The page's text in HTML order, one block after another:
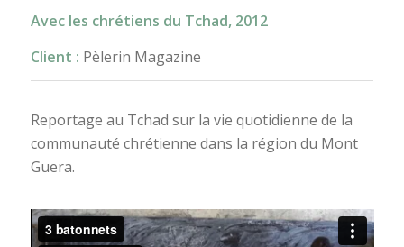
Avec les chrétiens du Tchad, 2012
Client : Pèlerin Magazine
Reportage au Tchad sur la vie quotidienne de la
communauté chrétienne dans la région du Mont
Guera.